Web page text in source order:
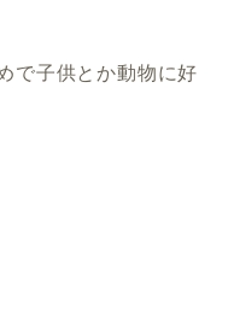
で子供とか動物に好